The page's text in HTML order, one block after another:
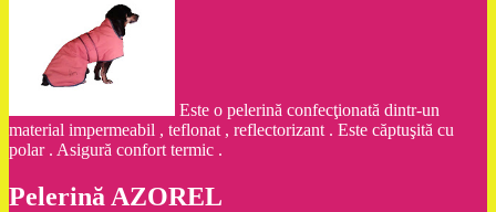
Este o pelerină confecţionată dintr-un
material impermeabil , teflonat , reflectorizant . Este căptuşită cu
polar . Asigură confort termic .
Pelerină AZOREL